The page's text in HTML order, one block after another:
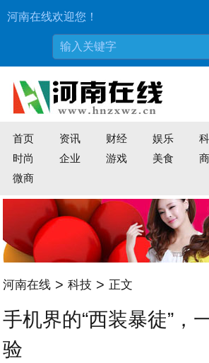
河南在线欢迎您！
首页 资讯 财经 娱乐
时尚
企业 游戏 美食
微商
河南在线 > 科技 > 正文
手机界的“西装暴徒”，
验